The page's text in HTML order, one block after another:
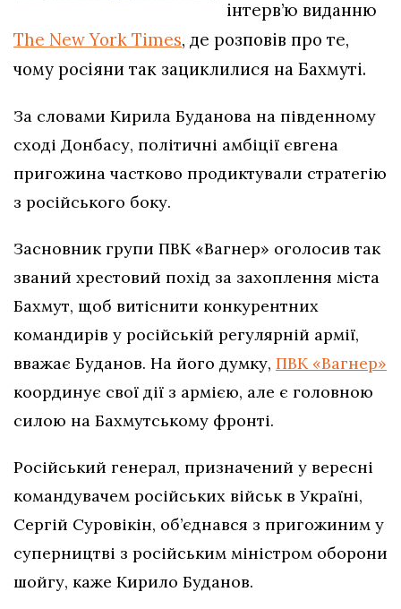
інтерв’ю виданню
The New York Times, де розповів про те,
чому росіяни так зациклилися на Бахмуті.
За словами Кирила Буданова на південному
сході Донбасу, політичні амбіції євгена
пригожина частково продиктували стратегію
з російського боку.
Засновник групи ПВК «Вагнер» оголосив так
званий хрестовий похід за захоплення міста
Бахмут, щоб витіснити конкурентних
командирів у російській регулярній армії,
вважає Буданов. На його думку, ПВК «Вагнер»
координує свої дії з армією, але є головною
силою на Бахмутському фронті.
Російський генерал, призначений у вересні
командувачем російських військ в Україні,
Сергій Суровікін, об’єднався з пригожиним у
суперництві з російським міністром оборони
шойгу, каже Кирило Буданов.